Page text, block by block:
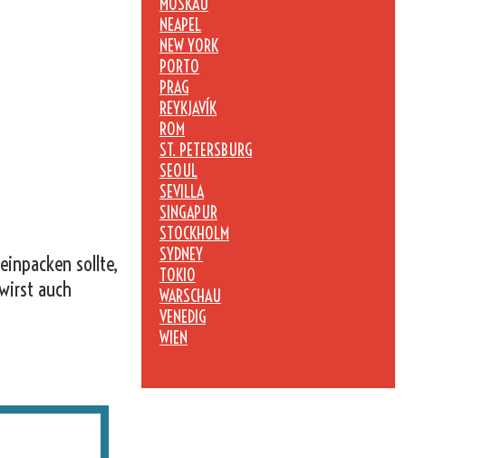
sollte,
auch
MOSKAU
NEAPEL
NEW YORK
PORTO
PRAG
REYKJAVÍK
ROM
ST. PETERSBURG
SEOUL
SEVILLA
SINGAPUR
STOCKHOLM
SYDNEY
TOKIO
WARSCHAU
VENEDIG
WIEN